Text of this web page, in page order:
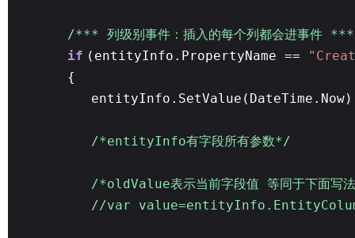
/*** 列级别事件：插入的每个列都会进事件
if (entityInfo.PropertyName ==
{
/*entityInfo有字段所有参数*/
/*oldValue表示当前字段值 等同于下面写
//var